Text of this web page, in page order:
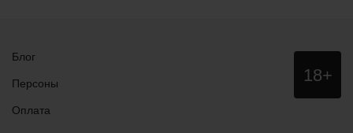
Блог
Персоны
Оплата
18+
сайт НЕ
для